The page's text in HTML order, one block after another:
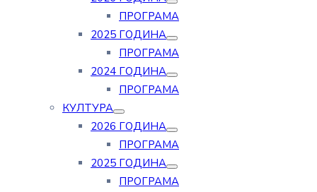
ПРОГРАМА
2025 ГОДИНА
ПРОГРАМА
2024 ГОДИНА
ПРОГРАМА
КУЛТУРА
2026 ГОДИНА
ПРОГРАМА
2025 ГОДИНА
ПРОГРАМА